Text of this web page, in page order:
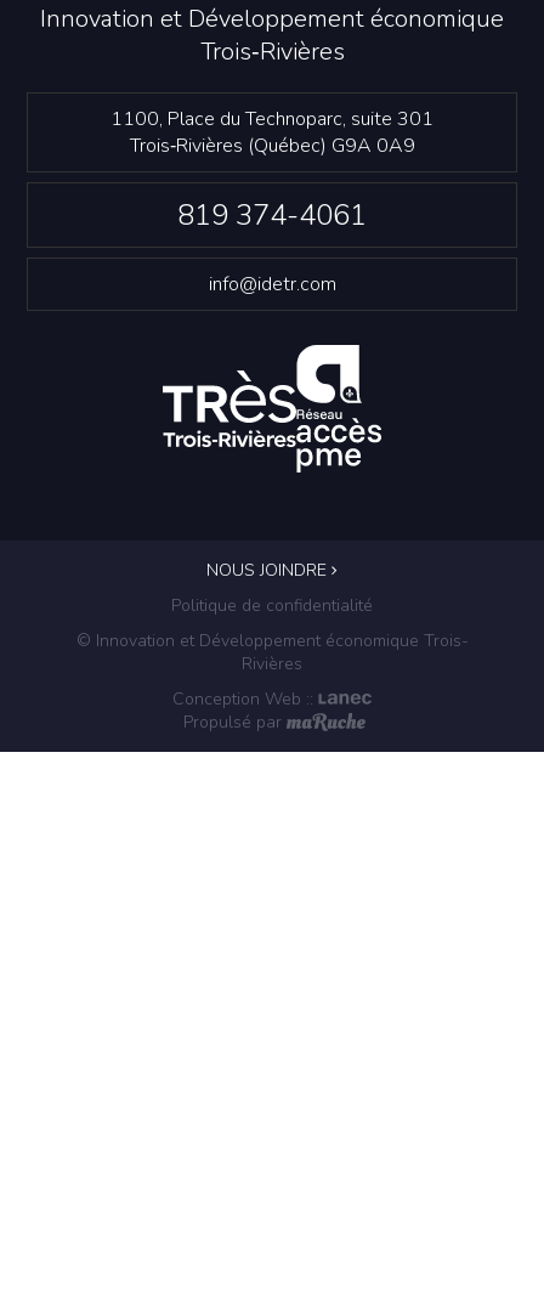
Innovation et Développement économique
Trois‑Rivières
1100, Place du Technoparc, suite 301
Trois‑Rivières (Québec) G9A 0A9
819 374-4061
info@idetr.com
NOUS JOINDRE
Politique de confidentialité
© Innovation et Développement économique Trois-
Rivières
Conception Web ::
Propulsé par